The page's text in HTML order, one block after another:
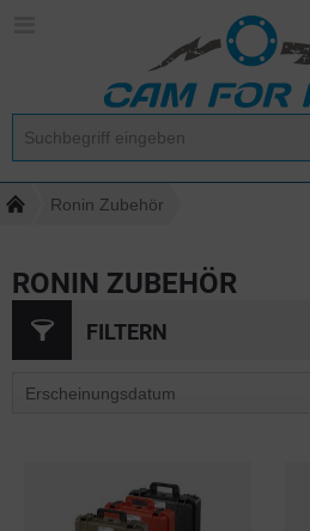
Ronin Zubehör
RONIN ZUBEHÖR
FILTERN